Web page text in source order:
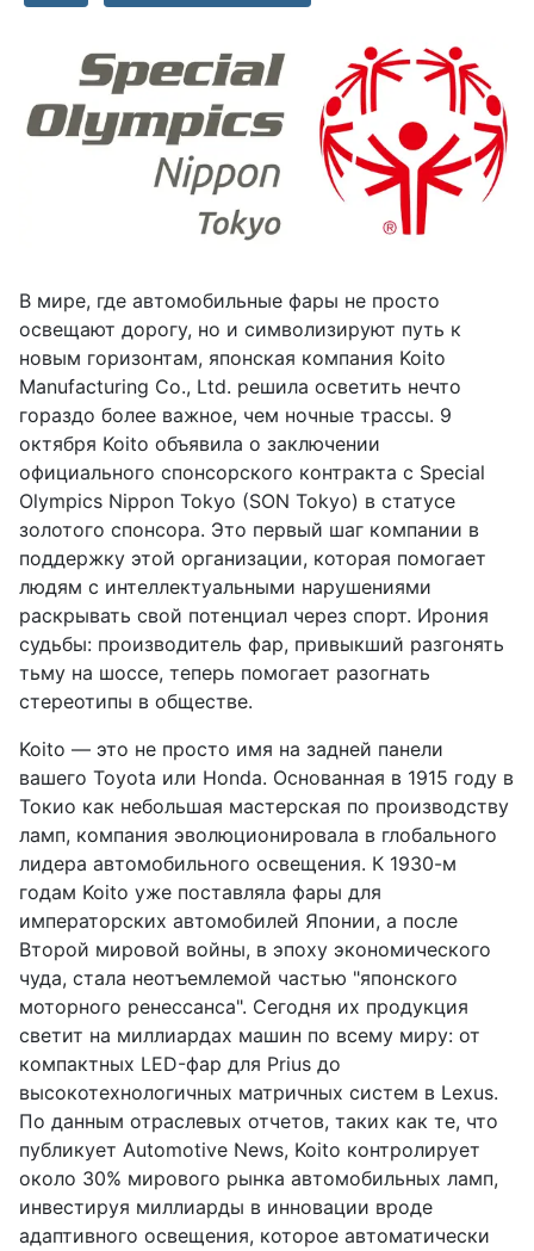
В мире, где автомобильные фары не просто
освещают дорогу, но и символизируют путь к
новым горизонтам, японская компания Koito
Manufacturing Co., Ltd. решила осветить нечто
гораздо более важное, чем ночные трассы. 9
октября Koito объявила о заключении
официального спонсорского контракта с Special
Olympics Nippon Tokyo (SON Tokyo) в статусе
золотого спонсора. Это первый шаг компании в
поддержку этой организации, которая помогает
людям с интеллектуальными нарушениями
раскрывать свой потенциал через спорт. Ирония
судьбы: производитель фар, привыкший разгонять
тьму на шоссе, теперь помогает разогнать
стереотипы в обществе.
Koito — это не просто имя на задней панели
вашего Toyota или Honda. Основанная в 1915 году в
Токио как небольшая мастерская по производству
ламп, компания эволюционировала в глобального
лидера автомобильного освещения. К 1930-м
годам Koito уже поставляла фары для
императорских автомобилей Японии, а после
Второй мировой войны, в эпоху экономического
чуда, стала неотъемлемой частью "японского
моторного ренессанса". Сегодня их продукция
светит на миллиардах машин по всему миру: от
компактных LED-фар для Prius до
высокотехнологичных матричных систем в Lexus.
По данным отраслевых отчетов, таких как те, что
публикует Automotive News, Koito контролирует
около 30% мирового рынка автомобильных ламп,
инвестируя миллиарды в инновации вроде
адаптивного освещения, которое автоматически